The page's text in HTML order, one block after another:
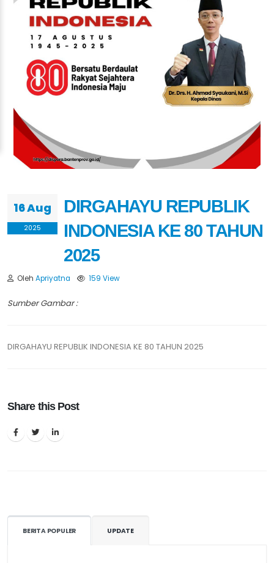
16 Aug
2025
DIRGAHAYU REPUBLIK
INDONESIA KE 80 TAHUN
2025
Oleh Apriyatna 159 View
Sumber Gambar :
DIRGAHAYU REPUBLIK INDONESIA KE 80 TAHUN 2025
Share this Post
BERITA POPULER UPDATE